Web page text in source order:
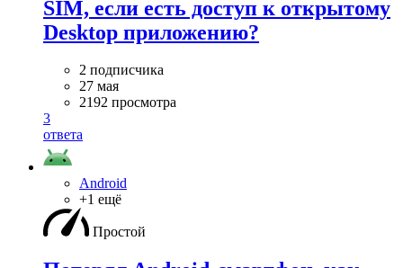
SIM, если есть доступ к открытому
Desktop приложению?
2 подписчика
27 мая
2192 просмотра
3
ответа
Android
+1 ещё
Простой